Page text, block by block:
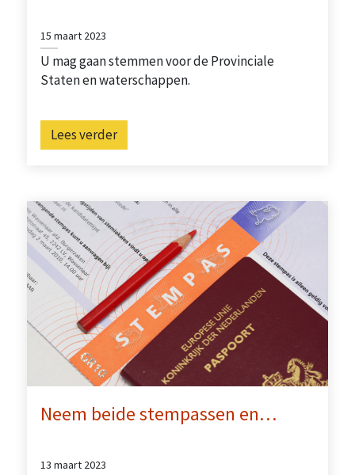
15 maart 2023
U mag gaan stemmen voor de Provinciale
Staten en waterschappen.
Lees verder
Neem beide stempassen en…
13 maart 2023